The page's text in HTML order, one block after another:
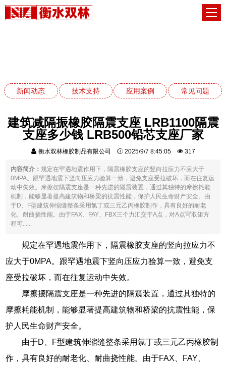
新闻动态 技术支持 应用案例 常见问题
建筑减隔振橡胶隔震支座 LRB1100隔震
支座多少钱 LRB500铅芯支座厂家
衡水双林橡胶制品有限公司 2025/9/7 8:45:05 317
内容简介：规定在罕遇地震作用下，隔震橡胶支座的竖向拉应力不应大于
0MPA。跟罕遇地震下竖向压应力验算一致，避免支座受拉破坏，而在往复运
动中失效。摩擦摆隔震支座是一种先进的隔震装置，通过其独特的摩擦耗能
机制，能够显著提高建筑物和桥梁的抗震性能，保护人民生命财产安全。由
于D、F型建筑伸缩缝整条采用氯丁或三元乙丙橡胶制作，具有良好的耐老
化、耐曲挠性能。由于FAX、FAY、FBX三个力汇交于A点，对A点写取矩方
程可......
规定在罕遇地震作用下，隔震橡胶支座的竖向拉应力不
应大于0MPA。跟罕遇地震下竖向压应力验算一致，避免支
座受拉破坏，而在往复运动中失效。
摩擦摆隔震支座是一种先进的隔震装置，通过其独特的
摩擦耗能机制，能够显著提高建筑物和桥梁的抗震性能，保
护人民生命财产安全。
由于D、F型建筑伸缩缝整条采用氯丁或三元乙丙橡胶制
作，具有良好的耐老化、耐曲挠性能。由于FAX、FAY、